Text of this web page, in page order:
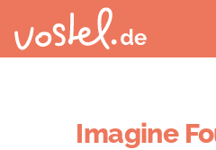
Imagine